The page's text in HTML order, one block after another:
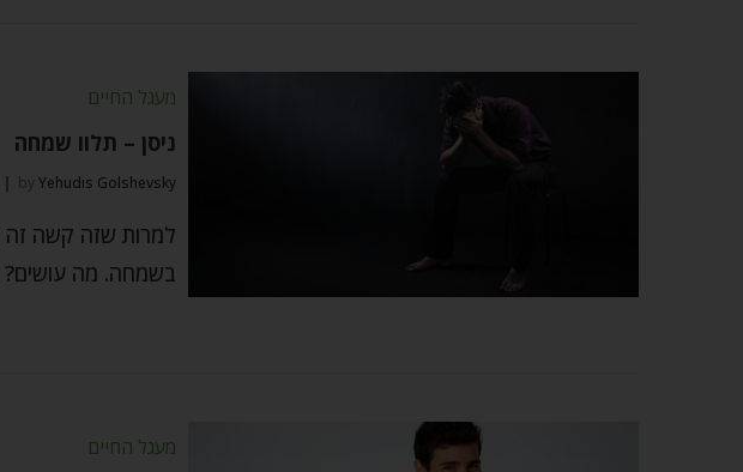
מעגל החיים
ניסן – תלוו שמחה
by Yehudis Golshevsky
למרות שזה קשה זה
בשמחה. מה עושים?
מעגל החיים